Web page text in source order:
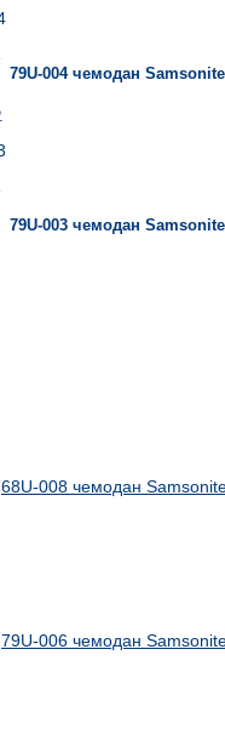
79U-004 чемодан
79U-003 чемодан
68U-008 чемодан
79U-006 чемодан